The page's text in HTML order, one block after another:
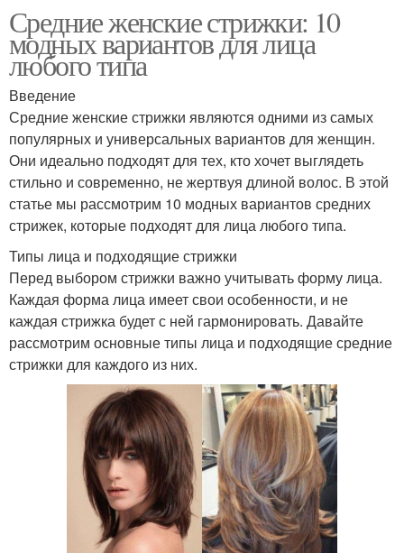
Средние женские стрижки: 10
модных вариантов для лица
любого типа
Введение
Средние женские стрижки являются одними из самых
популярных и универсальных вариантов для женщин.
Они идеально подходят для тех, кто хочет выглядеть
стильно и современно, не жертвуя длиной волос. В этой
статье мы рассмотрим 10 модных вариантов средних
стрижек, которые подходят для лица любого типа.
Типы лица и подходящие стрижки
Перед выбором стрижки важно учитывать форму лица.
Каждая форма лица имеет свои особенности, и не
каждая стрижка будет с ней гармонировать. Давайте
рассмотрим основные типы лица и подходящие средние
стрижки для каждого из них.